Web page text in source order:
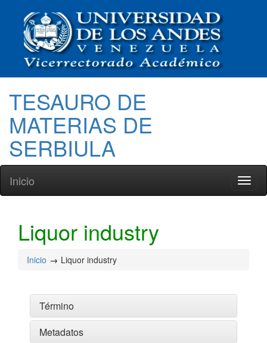
TESAURO DE
MATERIAS DE
SERBIULA
Inicio
Liquor industry
Inicio Liquor industry
Término
Metadatos